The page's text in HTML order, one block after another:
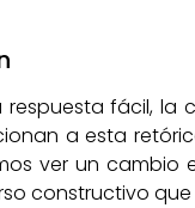
fácil, la
a esta
ver un cambio
constructivo